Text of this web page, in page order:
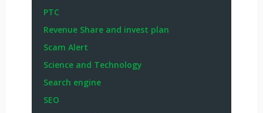
PTC
Revenue Share and invest plan
Scam Alert
Science and Technology
Search engine
SEO